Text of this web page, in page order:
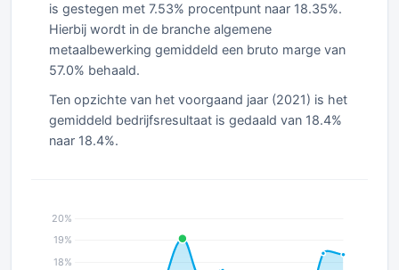
is gestegen met 7.53% procentpunt naar 18.35%.
Hierbij wordt in de branche algemene
metaalbewerking gemiddeld een bruto marge van
57.0% behaald.
Ten opzichte van het voorgaand jaar (2021) is het
gemiddeld bedrijfsresultaat is gedaald van 18.4%
naar 18.4%.